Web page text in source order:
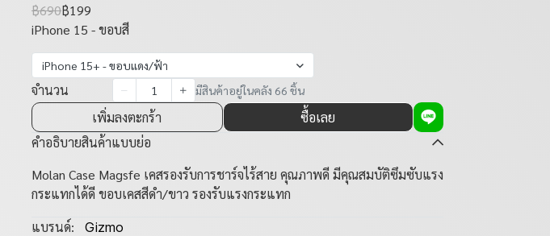
฿690฿199
iPhone 15 - ขอบสี
iPhone 15+ - ขอบแดง/ฟ้า
จำนวน มีสินค้าอยู่ในคลัง 66 ชิ้น
เพิ่มลงตะกร้า
ซื้อเลย
คำอธิบายสินค้าแบบย่อ
Molan Case Magsfe เคสรองรับการชาร์จไร้สาย คุณภาพดี มีคุณสมบัติซึมซับแรง
กระแทกได้ดี ขอบเคสสีดำ/ขาว รองรับแรงกระแทก
แบรนด์:
Gizmo